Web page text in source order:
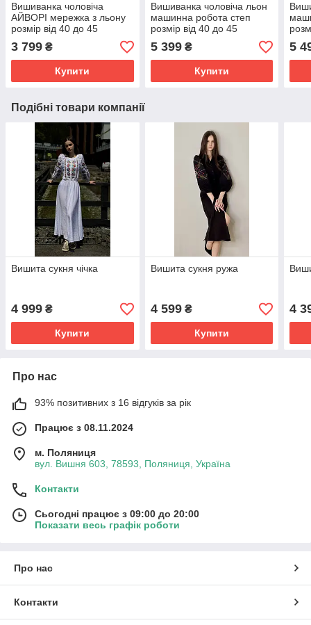
Вишиванка чоловіча
АЙВОРІ мережка з льону
розмір від 40 до 45
3 799 ₴
Купити
Вишиванка чоловіча льон
машинна робота степ
розмір від 40 до 45
5 399₴
Купити
5
Подібні товари компанії
Вишита сукня чічка
4 999 ₴
Купити
Вишита сукня ружа
4 599₴
Купити
4
Про нас
93% позитивних з 16 відгуків за рік
Працює з 08.11.2024
м. Поляниця
вул. Вишня 603, 78593, Поляниця, Україна
Контакти
Сьогодні працює з 09:00 до 20:00
Показати весь графік роботи
Про нас
Контакти